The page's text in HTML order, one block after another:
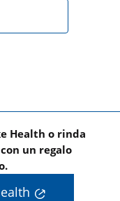
Health o rinda
un regalo